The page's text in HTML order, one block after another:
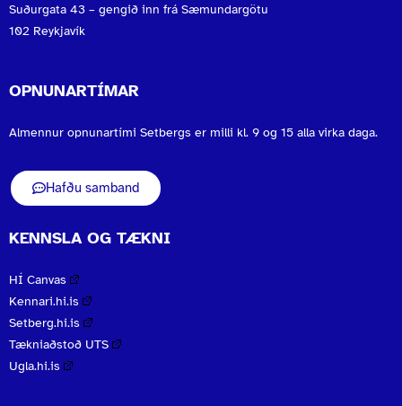
Suðurgata 43 – gengið inn frá Sæmundargötu
102 Reykjavík
OPNUNARTÍMAR
Almennur opnunartími Setbergs er milli kl. 9 og 15 alla virka daga.
Hafðu samband
KENNSLA OG TÆKNI
HÍ Canvas
Kennari.hi.is
Setberg.hi.is
Tækniaðstoð UTS
Ugla.hi.is